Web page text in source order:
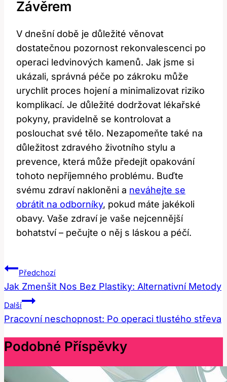
Závěrem
V dnešní době je důležité věnovat
dostatečnou pozornost rekonvalescenci po
operaci ledvinových kamenů. Jak jsme si
ukázali, správná péče po zákroku může
urychlit proces hojení a minimalizovat riziko
komplikací. Je důležité dodržovat lékařské
pokyny, pravidelně se kontrolovat a
poslouchat své tělo. Nezapomeňte také na
důležitost zdravého životního stylu a
prevence, která může předejít opakování
tohoto nepříjemného problému. Buďte
svému zdraví nakloněni a neváhejte se
obrátit na odborníky, pokud máte jakékoli
obavy. Vaše zdraví je vaše nejcennější
bohatství – pečujte o něj s láskou a péčí.
Navigace
Pro
Příspěvek
Předchozí
Jak Zmenšit Nos Bez Plastiky: Alternativní Metody
Další
Pracovní neschopnost: Po operaci tlustého střeva
Podobné Příspěvky